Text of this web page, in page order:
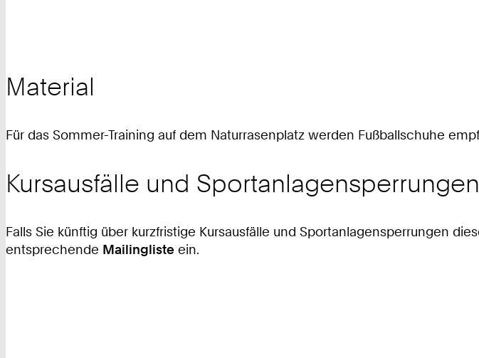
Material
Für das Sommer-Training auf dem Naturrasenplatz werden Fußballschuhe
Kursausfälle und Sportanlagensperrungen
Falls Sie künftig über kurzfristige Kursausfälle und Sportanlagensperrungen
entsprechende Mailingliste ein.